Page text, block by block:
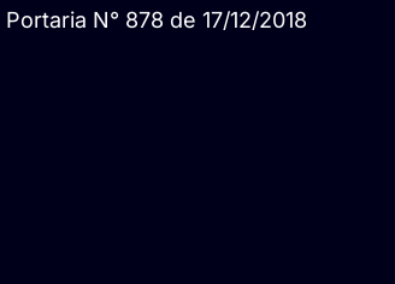
Portaria N° 878 de 17/12/2018